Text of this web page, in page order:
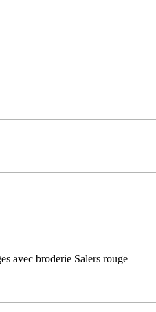
avec broderie Salers rouge